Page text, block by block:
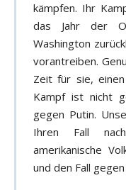
kämpfen. Ihr
das Jahr der
Washington
vorantreiben.
Zeit für sie,
Kampf ist nicht
gegen Putin.
Ihren Fall
amerikanische
und den Fall